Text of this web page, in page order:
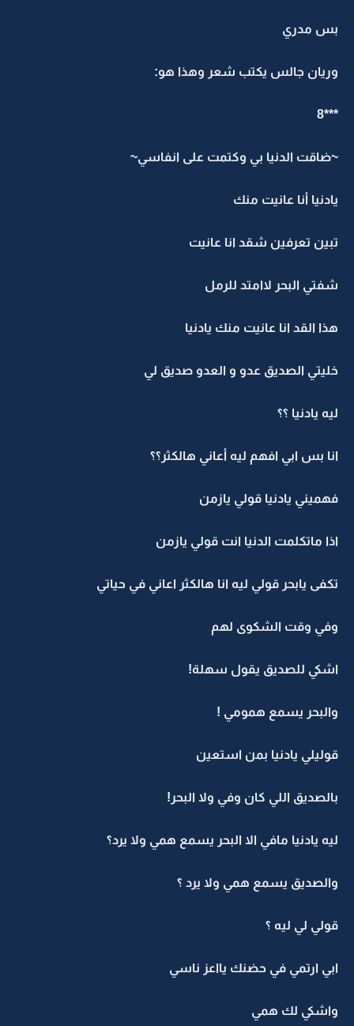
بس مدري
وريان جالس يكتب شعر وهذا هو:
***8
~ضاقت الدنيا بي وكتمت على انفاسي~
يادنيا أنا عانيت منك
تبين تعرفين شقد انا عانيت
شفتي البحر لاامتد للرمل
هذا القد انا عانيت منك يادنيا
خليتي الصديق عدو و العدو صديق لي
ليه يادنيا ؟؟
انا بس ابي افهم ليه أعاني هالكثر؟؟
فهميني يادنيا قولي يازمن
اذا ماتكلمت الدنيا انت قولي يازمن
تكفى يابحر قولي ليه انا هالكثر اعاني في حياتي
وفي وقت الشكوى لهم
اشكي للصديق يقول سهلة!
والبحر يسمع همومي !
قوليلي يادنيا بمن استعين
بالصديق اللي كان وفي ولا البحر!
ليه يادنيا مافي الا البحر يسمع همي ولا يرد؟
والصديق يسمع همي ولا يرد ؟
قولي لي ليه ؟
ابي ارتمي في حضنك يااعز ناسي
واشكي لك همي